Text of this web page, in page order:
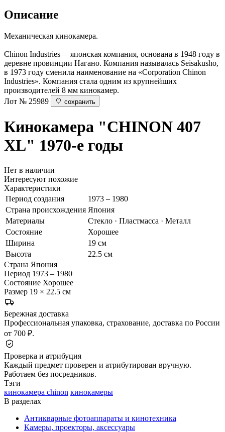
Описание
Механическая кинокамера.
Chinon Industries— японская компания, основана в 1948 году в
деревне провинции Нагано. Компания называлась Seisakusho,
в 1973 году сменила наименование на «Corporation Chinon
Industries». Компания стала одним из крупнейших
производителей 8 мм кинокамер.
Лот № 25989
сохранить
Кинокамера "CHINON 407
XL" 1970-е годы
Нет в наличии
Интересуют похожие
Характеристики
Период создания
1973 – 1980
Страна происхождения Япония
Материалы
Стекло · Пластмасса · Металл
Состояние
Хорошее
Ширина
19 см
Высота
22.5 см
Страна Япония
Период 1973 – 1980
Состояние Хорошее
Размер 19 × 22.5 см
Бережная доставка
Профессиональная упаковка, страхование, доставка по России
от 700 ₽.
Проверка и атрибуция
Каждый предмет проверен и атрибутирован вручную.
Работаем без посредников.
Тэги
кинокамера chinon кинокамеры
В разделах
Антикварные фотоаппараты и кинотехника
Камеры, проекторы, аксессуары